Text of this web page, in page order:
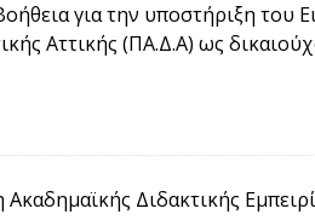
για την υποστήριξη
Αττικής (ΠΑ.Δ.Α) ως
Διδακτικής